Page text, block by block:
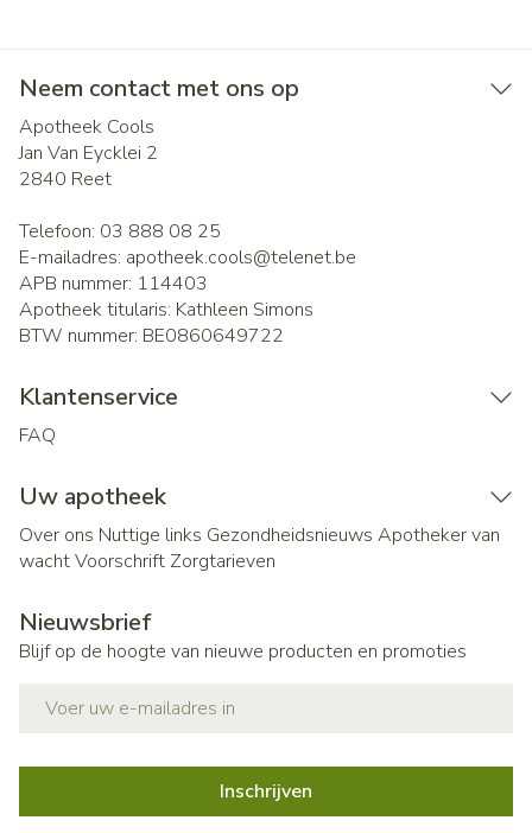
Neem contact met ons op
Apotheek Cools
Jan Van Eycklei 2
2840 Reet
Telefoon: 03 888 08 25
E-mailadres: apotheek.cools@telenet.be
APB nummer: 114403
Apotheek titularis: Kathleen Simons
BTW nummer: BE0860649722
Klantenservice
FAQ
Uw apotheek
Over ons Nuttige links Gezondheidsnieuws Apotheker van
wachtVoorschrift Zorgtarieven
Nieuwsbrief
Blijf op de hoogte van nieuwe producten en promoties
Inschrijven